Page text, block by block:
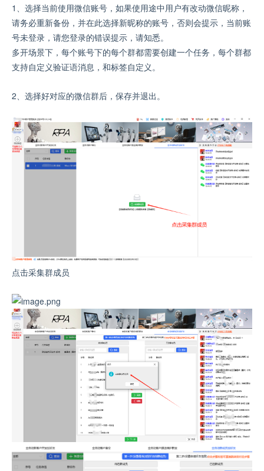
1、选择当前使用微信账号，如果使用途中用户有改动微信昵称，
请务必重新备份，并在此选择新昵称的账号，否则会提示，当前账
号未登录，请您登录的错误提示，请知悉。
多开场景下，每个账号下的每个群都需要创建一个任务，每个群都
支持自定义验证语消息，和标签自定义。
2、选择好对应的微信群后，保存并退出。
点击采集群成员